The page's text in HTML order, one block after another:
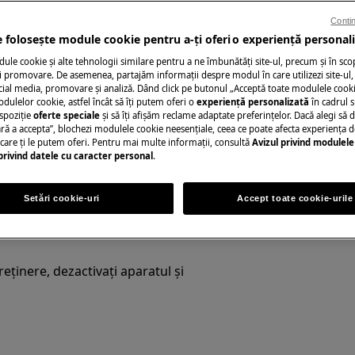
manualul de utilizare al
sau întreținere.
dezactivați aparatul și
Solicită asistenţă
Ai o problemă cu
nu o poţi rezolva
ul zanussi și
Rezervă serviciu
folosește module cookie pentru a-ţi oferi o experienţă
cookie și alte tehnologii similare pentru a ne îmbunătăţi site-ul, precum și în
promovare. De asemenea, partajăm informaţii despre modul în care utilizezi site-
media, promovare și analiză. Dând click pe butonul „Acceptă toate modulele
cookie, astfel încât să îţi putem oferi o experienţă personalizată în cadrul
oferte speciale și să îţi afișăm reclame adaptate preferinţelor. Dacă alegi să
a accepta”, blochezi modulele cookie neesenţiale, ceea ce poate afecta experienţa
ţi le putem oferi. Pentru mai multe informaţii, consultă Avizul privind
datele cu caracter personal .
Setări cookie-uri Accept toate cookie-urile